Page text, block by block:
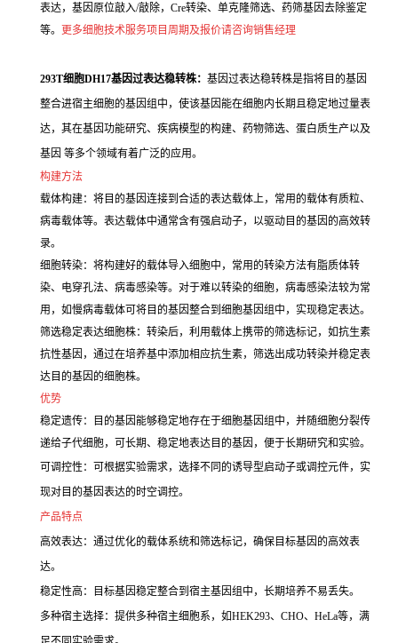
表达，基因原位敲入/敲除，Cre转染、单克隆筛选、药筛基因去除鉴定
等。 更多细胞技术服务项目周期及报价请咨询销售经理
293T细胞DH17基因过表达稳转株： 基因过表达稳转株是指将目的基因
整合进宿主细胞的基因组中，使该基因能在细胞内长期且稳定地过量表
达，其在基因功能研究、疾病模型的构建、药物筛选、蛋白质生产以及
基因 等多个领域有着广泛的应用。
构建方法
载体构建：将目的基因连接到合适的表达载体上，常用的载体有质粒、
病毒载体等。表达载体中通常含有强启动子，以驱动目的基因的高效转
录。
细胞转染：将构建好的载体导入细胞中，常用的转染方法有脂质体转
染、电穿孔法、病毒感染等。对于难以转染的细胞，病毒感染法较为常
用，如慢病毒载体可将目的基因整合到细胞基因组中，实现稳定表达。
筛选稳定表达细胞株：转染后，利用载体上携带的筛选标记，如抗生素
抗性基因，通过在培养基中添加相应抗生素，筛选出成功转染并稳定表
达目的基因的细胞株。
优势
稳定遗传：目的基因能够稳定地存在于细胞基因组中，并随细胞分裂传
递给子代细胞，可长期、稳定地表达目的基因，便于长期研究和实验。
可调控性：可根据实验需求，选择不同的诱导型启动子或调控元件，实
现对目的基因表达的时空调控。
产品特点
高效表达：通过优化的载体系统和筛选标记，确保目标基因的高效表
达。
稳定性高：目标基因稳定整合到宿主基因组中，长期培养不易丢失。
多种宿主选择：提供多种宿主细胞系，如HEK293、CHO、HeLa等，满